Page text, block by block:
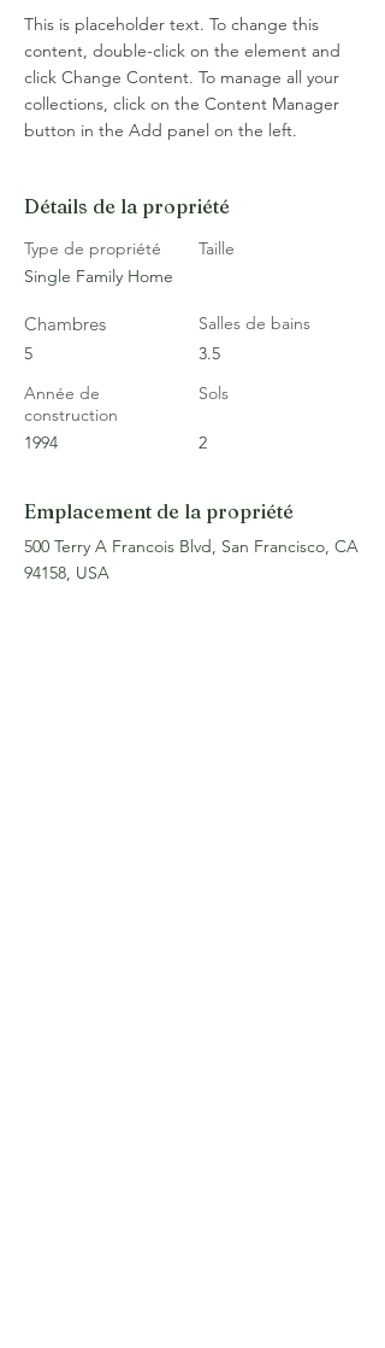
This is placeholder text. To change this
content, double-click on the element and
click Change Content. To manage all your
collections, click on the Content Manager
button in the Add panel on the left.
Détails de la propriété
Type de propriété
Single Family Home
Chambres
5
Année de
construction
1994
Taille
Salles de bains
3.5
Sols
2
Emplacement de la propriété
500 Terry A Francois Blvd, San Francisco, CA
94158, USA